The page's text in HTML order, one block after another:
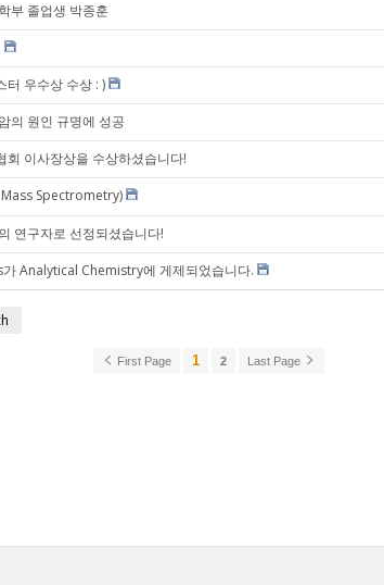
부 졸업생 박종훈
터 우수상 수상 : )
의 원인 규명에 성공
회 이사장상을 수상하셨습니다!
Spectrometry)
연구자로 선정되셨습니다!
Analytical Chemistry에 게제되었습니다.
First Page 1 2 Last Page